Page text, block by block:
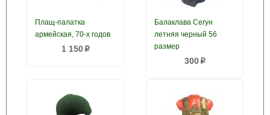
Плащ-палатка
армейская, 70-х годов
1 150p
Балаклава Сегун
летняя черный 56
размер
300p